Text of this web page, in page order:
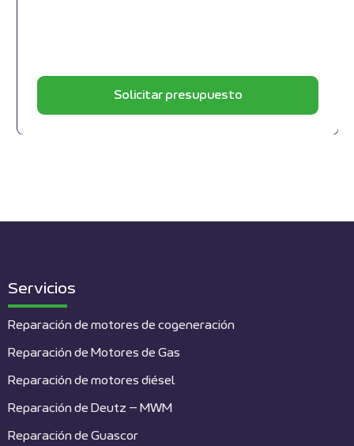
Solicitar presupuesto
Servicios
Reparación de motores de cogeneración
Reparación de Motores de Gas
Reparación de motores diésel
Reparación de Deutz – MWM
Reparación de Guascor